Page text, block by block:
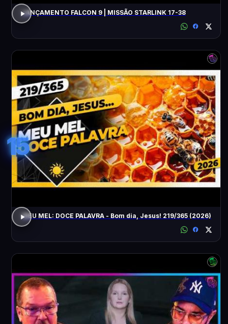
LANÇAMENTO FALCON 9 | MISSÃO STARLINK 17-38
15
MEU MEL: DOCE PALAVRA - Bom dia, Jesus! 219/365 (2026)